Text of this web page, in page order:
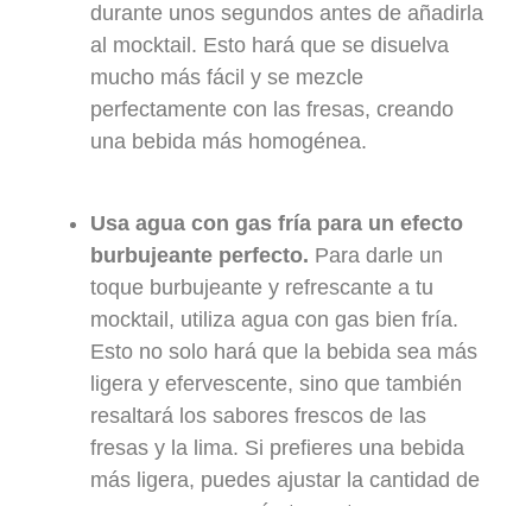
durante unos segundos antes de añadirla
al mocktail. Esto hará que se disuelva
mucho más fácil y se mezcle
perfectamente con las fresas, creando
una bebida más homogénea.
Usa agua con gas fría para un efecto
burbujeante perfecto. Para darle un
toque burbujeante y refrescante a tu
mocktail, utiliza agua con gas bien fría.
Esto no solo hará que la bebida sea más
ligera y efervescente, sino que también
resaltará los sabores frescos de las
fresas y la lima. Si prefieres una bebida
más ligera, puedes ajustar la cantidad de